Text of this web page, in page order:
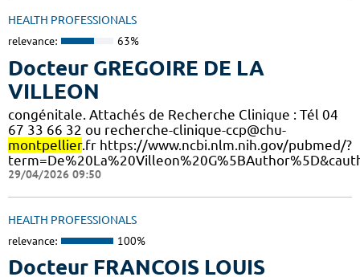
HEALTH PROFESSIONALS
relevance: 63%
Docteur GREGOIRE DE LA
VILLEON
congénitale. Attachés de Recherche Clinique : Tél 04
67 33 66 32 ou recherche-clinique-ccp@chu-
montpellier.fr https://www.ncbi.nlm.nih.gov/pubmed/?
29/04/2026 09:50
HEALTH PROFESSIONALS
relevance: 100%
Docteur FRANCOIS LOUIS